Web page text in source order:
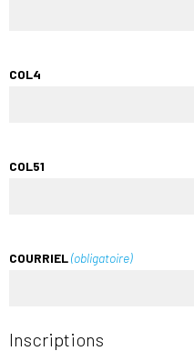
COL4
COL51
COURRIEL(obligatoire)
Inscriptions